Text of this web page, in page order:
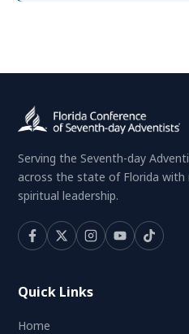
Serving the Seventh-day
across the state of Florida with
spiritual leadership.
Quick Links
Home